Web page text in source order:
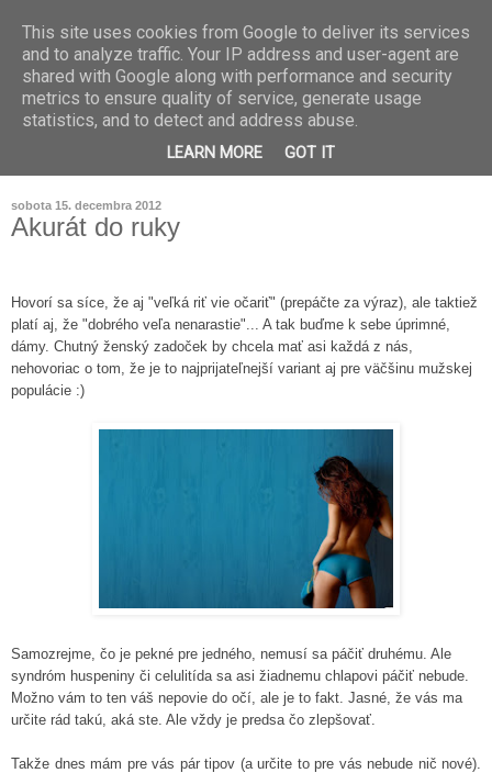
sobota 15. decembra 2012
Akurát do ruky
Hovorí sa síce, že aj "veľká riť vie očariť" (prepáčte za výraz), ale taktiež
platí aj, že "dobrého veľa nenarastie"... A tak buďme k sebe úprimné,
dámy. Chutný ženský zadoček by chcela mať asi každá z nás,
nehovoriac o tom, že je to najprijateľnejší variant aj pre väčšinu mužskej
populácie :)
Samozrejme, čo je pekné pre jedného, nemusí sa páčiť druhému. Ale
syndróm huspeniny či celulitída sa asi žiadnemu chlapovi páčiť nebude.
Možno vám to ten váš nepovie do očí, ale je to fakt. Jasné, že vás ma
určite rád takú, aká ste. Ale vždy je predsa čo zlepšovať.
Takže dnes mám pre vás pár tipov (a určite to pre vás nebude nič nové).
This site uses cookies from Google to deliver its services
and to analyze traffic. Your IP address and user-agent are
shared with Google along with performance and security
metrics to ensure quality of service, generate usage
statistics, and to detect and address abuse.
LEARN MORE GOT IT